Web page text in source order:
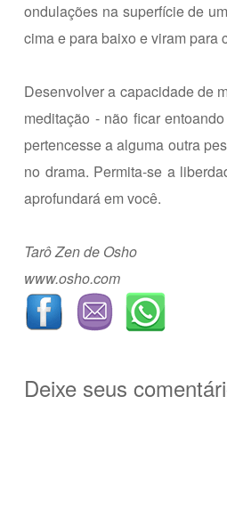
ondulações na superfície de
cima e para baixo e viram para
Desenvolver a capacidade de
meditação - não ficar
pertencesse a alguma outra
no drama. Permita-se a
aprofundará em você.
Tarô Zen de Osho
www.osho.com
Deixe seus